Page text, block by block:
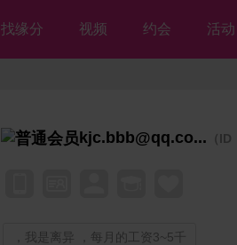
找缘分 视频 约会 活动
kjc.bbb@qq.co... （ID
，我是离异 ，每月的工资3~5千